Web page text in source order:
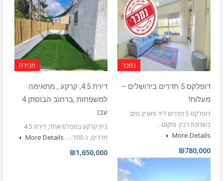
נמכר
דופלקס 5 חדרים בירושלים –
מעלות!
דופלקס 5 חדרים ליד פארק מים
בשכונת רבין. מיקום…
More Details
₪780,000
מכירה
דירת 4.5, קרקע , מתאימה
למשפחות ,ברחוב הבוסתן 4
עכו
בית קרקע במפלס אחד, דירת 4.5
חדרים, כ 100-…
More Details
₪1,650,000